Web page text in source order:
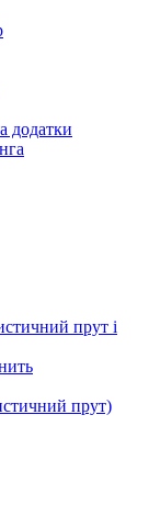
додатки
прут і
прут)